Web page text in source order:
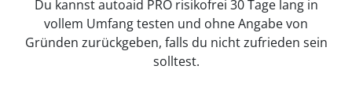
Du kannst autoaid PRO risikofrei 30 Tage lang in
vollem Umfang testen und ohne Angabe von
Gründen zurückgeben, falls du nicht zufrieden sein
solltest.